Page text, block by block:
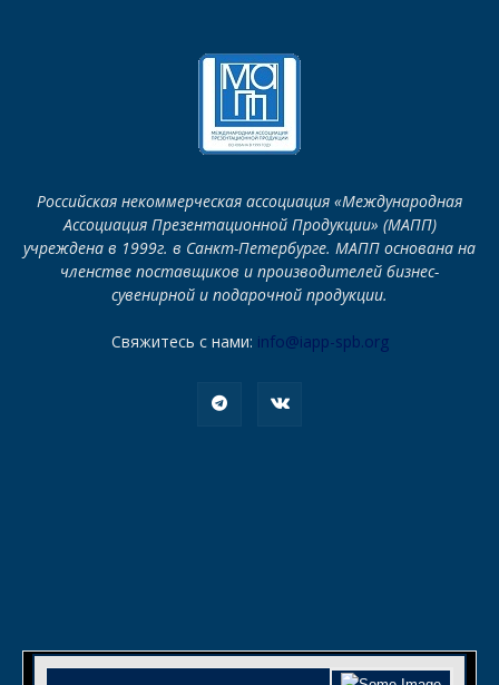
Российская некоммерческая ассоциация «Международная
Ассоциация Презентационной Продукции» (МАПП)
учреждена в 1999г. в Санкт-Петербурге. МАПП основана на
членстве поставщиков и производителей бизнес-
сувенирной и подарочной продукции.
Свяжитесь с нами: info@iapp-spb.org